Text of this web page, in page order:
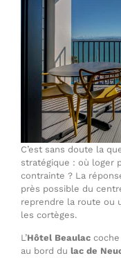
C’est sans doute la
stratégique : où loger
contrainte ? La
près possible du
reprendre la route ou
les cortèges.
L’Hôtel Beaulac
au bord du lac de